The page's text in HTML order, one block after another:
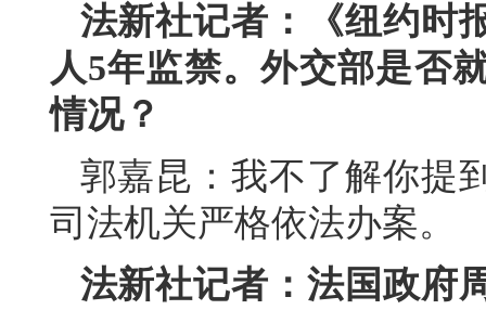
法新社记者：《纽约时
人5年监禁。外交部是否
情况？
郭嘉昆：我不了解你提
司法机关严格依法办案。
法新社记者：法国政府